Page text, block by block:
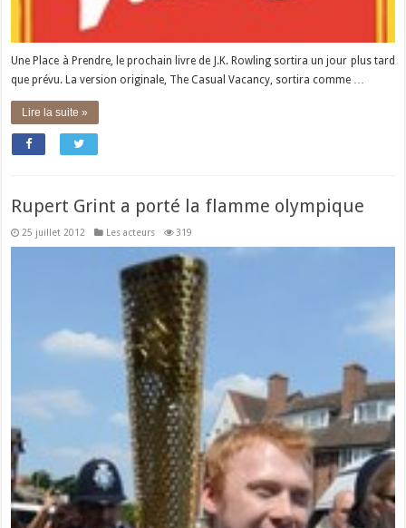
Une Place à Prendre, le prochain livre de J.K. Rowling sortira un jour plus tard
que prévu. La version originale, The Casual Vacancy, sortira comme …
Lire la suite »
Rupert Grint a porté la flamme olympique
25 juillet 2012 Les acteurs 319